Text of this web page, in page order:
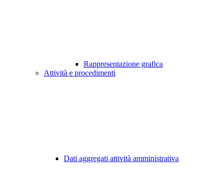
Rappresentazione grafica
Attività e procedimenti
Dati aggregati attività amministrativa